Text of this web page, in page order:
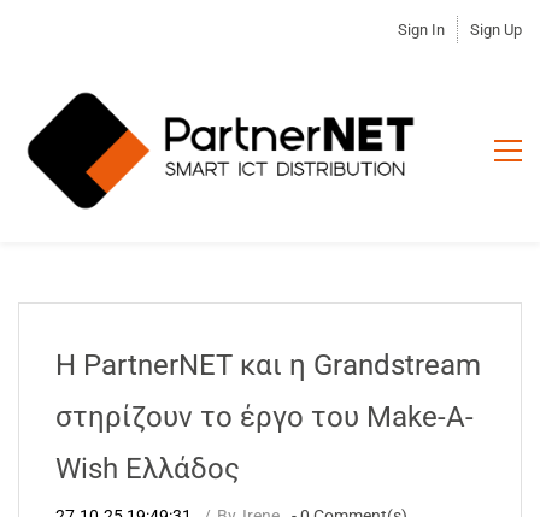
Sign In Sign Up
Η PartnerNET και η Grandstream
στηρίζουν το έργο του Make-A-
Wish Ελλάδος